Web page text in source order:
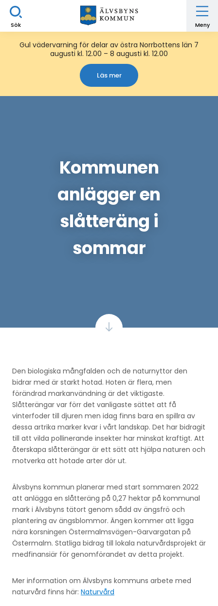
Sök Meny
Gul vädervarning för delar av östra Norrbottens län 7
augusti kl. 12.00 – 8 augusti kl. 12.00
Läs mer
Kommunen
anlägger en
slåtteräng i
sommar
Den biologiska mångfalden och de naturnyttor den
bidrar med är starkt hotad. Hoten är flera, men
förändrad markanvändning är det viktigaste.
Slåtterängar var förr det vanligaste sättet att få
vinterfoder till djuren men idag finns bara en spillra av
dessa artrika marker kvar i vårt landskap. Det har bidragit
till att vilda pollinerande insekter har minskat kraftigt. Att
återskapa slåtterängar är ett sätt att hjälpa naturen och
motverka att hotade arter dör ut.
Älvsbyns kommun planerar med start sommaren 2022
att anlägga en slåtteräng på 0,27 hektar på kommunal
mark i Älvsbyns tätort genom sådd av ängsfrö och
plantering av ängsblommor. Ängen kommer att ligga
nära korsningen Östermalmsvägen-Garvargatan på
Östermalm. Statliga bidrag till lokala naturvårdsprojekt är
medfinansiär för genomförandet av detta projekt.
Mer information om Älvsbyns kommuns arbete med
naturvård finns här: Naturvård